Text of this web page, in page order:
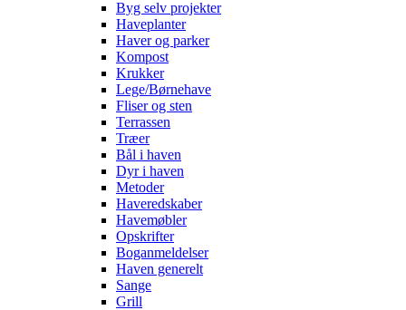
Byg selv projekter
Haveplanter
Haver og parker
Kompost
Krukker
Lege/Børnehave
Fliser og sten
Terrassen
Træer
Bål i haven
Dyr i haven
Metoder
Haveredskaber
Havemøbler
Opskrifter
Boganmeldelser
Haven generelt
Sange
Grill